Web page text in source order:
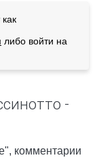
либо войти на
-
комментарии